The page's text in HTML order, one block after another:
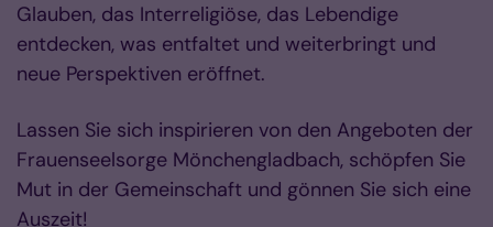
Glauben, das Interreligiöse, das Lebendige
entdecken, was entfaltet und weiterbringt und
neue Perspektiven eröffnet.
Lassen Sie sich inspirieren von den Angeboten der
Frauenseelsorge Mönchengladbach, schöpfen Sie
Mut in der Gemeinschaft und gönnen Sie sich eine
Auszeit!